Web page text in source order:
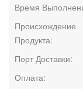
Время
Происхождение
Продукта:
Порт Доставки:
Оплата: